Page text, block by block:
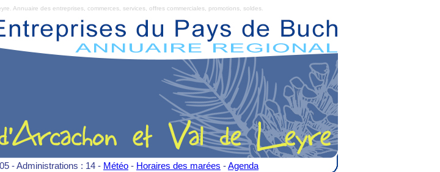
Annuaire des entreprises, commerces, services, offres commerciales, promotions, soldes.
- Administrations : 14 - Météo - Horaires des marées -Agenda